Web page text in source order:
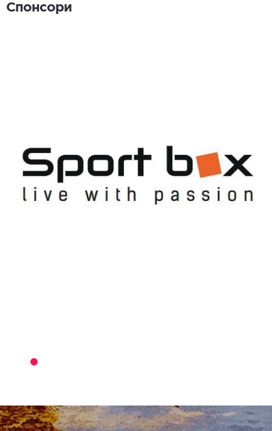
Спонсори
5KM
RUN